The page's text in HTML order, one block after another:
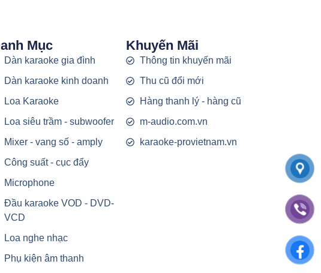
Mục
Dàn karaoke gia đình
Dàn karaoke kinh doanh
Loa Karaoke
Loa siêu trầm - subwoofer
Mixer - vang số - amply
Công suất - cục đẩy
Microphone
Đầu karaoke VOD - DVD-
VCD
Loa nghe nhạc
Phụ kiện âm thanh
Khuyến Mãi
Thông tin khuyến mãi
Thu cũ đổi mới
Hàng thanh lý - hàng cũ
m-audio.com.vn
karaoke-provietnam.vn